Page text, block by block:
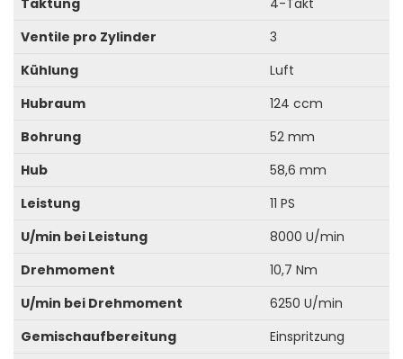
Taktung
4-Takt
Ventile pro Zylinder
3
Kühlung
Luft
Hubraum
124 ccm
Bohrung
52 mm
Hub
58,6 mm
Leistung
11 PS
U/min bei Leistung
8000 U/min
Drehmoment
10,7 Nm
U/min bei Drehmoment
6250 U/min
Gemischaufbereitung
Einspritzung